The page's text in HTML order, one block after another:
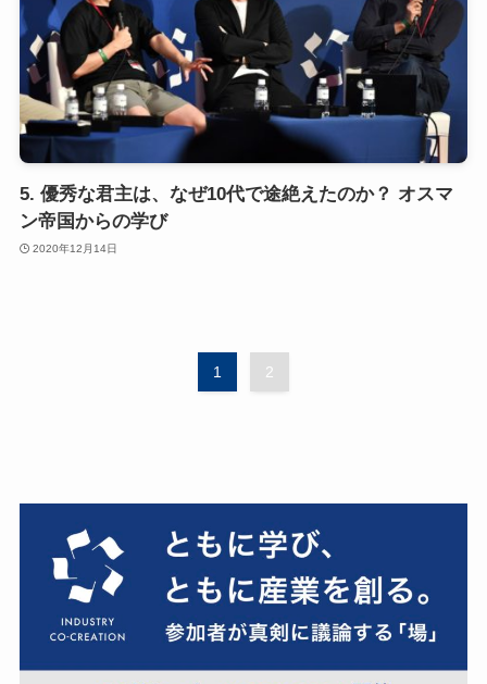
5. 優秀な君主は、なぜ10代で途絶えたのか？ オスマ
ン帝国からの学び
2020年12月14日
1 2